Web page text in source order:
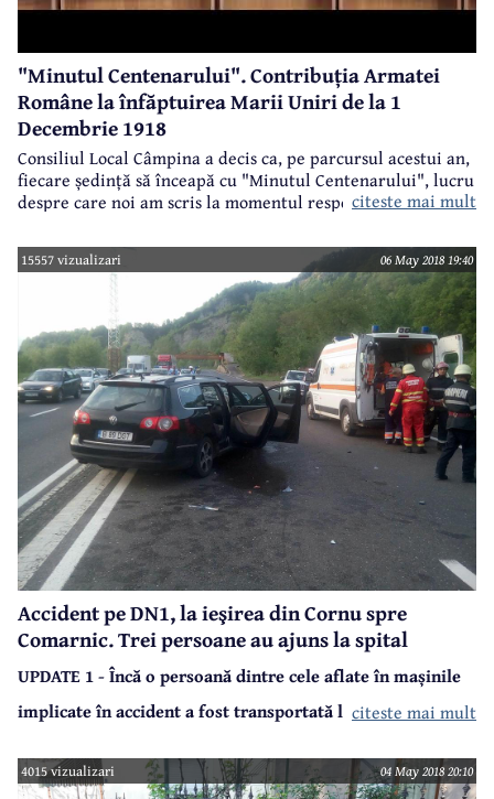
"Minutul Centenarului". Contribuția Armatei
Române la înfăptuirea Marii Uniri de la 1
Decembrie 1918
Consiliul Local Câmpina a decis ca, pe parcursul acestui an,
fiecare ședință să înceapă cu "Minutul Centenarului", lucru
despre care noi am scris la momentul respectiv. La ședința
consilierul Enache Dragomir a vorbit despre unirea
Basarabiei cu Țara Mamă. La ședința de la finele lunii
aprilie, consilierul Viorel Bondoc a dedicat "Minutul
Centenarului" Armatei Române.
citeste mai mult
15557 vizualizari 06 May 2018 19:40
Accident pe DN1, la ieşirea din Cornu spre
Comarnic. Trei persoane au ajuns la spital
UPDATE 1 - Încă o persoană dintre cele aflate în mașinile
implicate în accident a fost transportată la spital. Astfel,
dintre victime (femeia din Jeep și o tânără de 28 de ani din
citeste mai mult
4015 vizualizari 04 May 2018 20:10